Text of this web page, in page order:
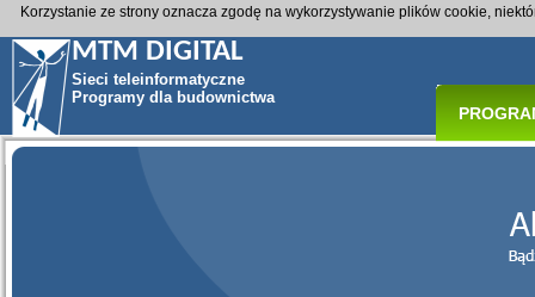
MTM DIGITAL
Sieci teleinformatyczne
Programy dla budownictwa
Korzystanie ze strony oznacza zgodę na wykorzystywanie plików cookie,